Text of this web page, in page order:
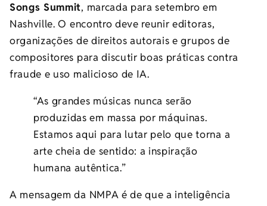
Songs Summit, marcada para setembro em
Nashville. O encontro deve reunir editoras,
organizações de direitos autorais e grupos de
compositores para discutir boas práticas contra
fraude e uso malicioso de IA.
“As grandes músicas nunca serão
produzidas em massa por máquinas.
Estamos aqui para lutar pelo que torna a
arte cheia de sentido: a inspiração
humana autêntica.”
A mensagem da NMPA é de que a inteligência